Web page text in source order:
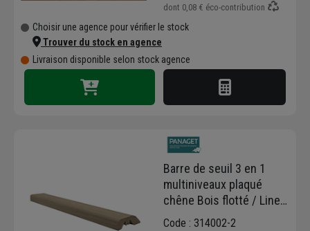
dont 0,08 € éco-contribution
Choisir une agence pour vérifier le stock
Trouver du stock en agence
Livraison disponible selon stock agence
Barre de seuil 3 en 1
multiniveaux plaqué
chêne Bois flotté / Linen
/ Huile bois naturel -
Code : 314002-2